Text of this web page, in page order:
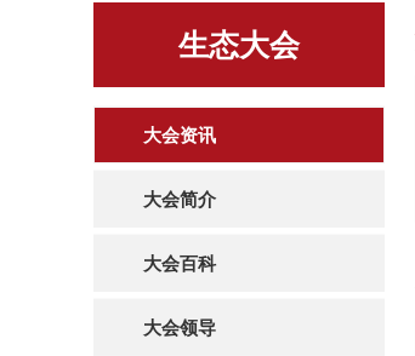
生态大会
大会资讯
大会简介
大会百科
大会领导